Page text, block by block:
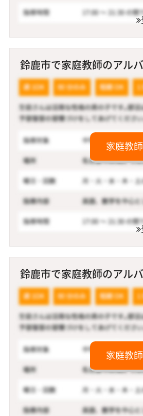
鈴鹿市で家庭教師のアル
家庭教
鈴鹿市で家庭教師のアル
家庭教